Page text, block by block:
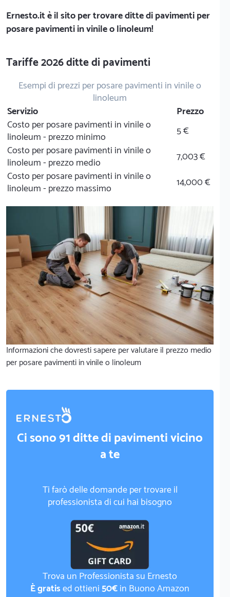
Ernesto.itè il sito per trovare ditte di pavimenti per
posare pavimenti in vinile o linoleum!
Tariffe 2026 ditte di pavimenti
Esempi di prezzi per posare pavimenti in vinile o
linoleum
Servizio
Prezzo
Costo per posare pavimenti in vinile o
linoleum - prezzo minimo
5 €
Costo per posare pavimenti in vinile o
linoleum - prezzo medio
7,003 €
Costo per posare pavimenti in vinile o
linoleum - prezzo massimo
14,000 €
Informazioni che dovresti sapere per valutare il prezzo medio
per posare pavimenti in vinile o linoleum
Ci sono 91 ditte di pavimenti vicino
a te
Ti farò delle domande per trovare il
professionista di cui hai bisogno
Trova un Professionista su Ernesto
È gratised ottieni50€in Buono Amazon